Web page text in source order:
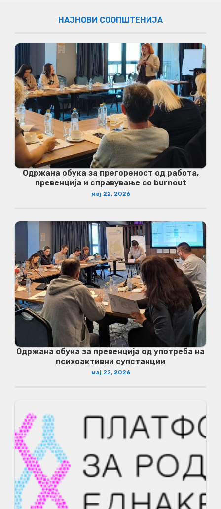
НАЈНОВИ СООПШТЕНИЈА
Одржана обука за прегореност од работа,
превенција и справување со burnout
мај 22, 2026
Одржана обука за превенција од употреба на
психоактивни супстанции
мај 22, 2026